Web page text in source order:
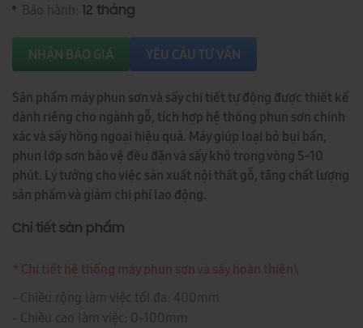
Bảo hành: 12 tháng
NHẬN BÁO GIÁ YÊU CẦU TƯ VẤN
Sản phẩm máy phun sơn và sấy chi tiết tự động được thiết kế
dành riêng cho ngành gỗ, tích hợp hệ thống phun sơn chính
xác và sấy hồng ngoại hiệu quả. Máy giúp loại bỏ bụi bẩn,
phun lớp sơn bảo vệ đều đặn và sấy khô trong vòng 5-10
phút. Lý tưởng cho việc sản xuất nội thất gỗ, tăng chất lượng
sản phẩm và giảm chi phí lao động.
Chi tiết sản phẩm
* Chi tiết hệ thống máy phun sơn và sấy hoàn thiện\
- Chiều rộng làm việc tối đa: 400mm
- Chiều cao làm việc: 0-100mm